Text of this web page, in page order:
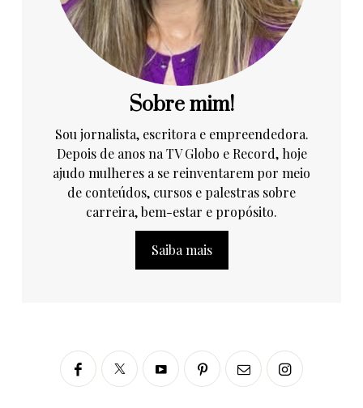
Sobre mim!
Sou jornalista, escritora e empreendedora.
Depois de anos na TV Globo e Record, hoje
ajudo mulheres a se reinventarem por meio
de conteúdos, cursos e palestras sobre
carreira, bem-estar e propósito.
Saiba mais